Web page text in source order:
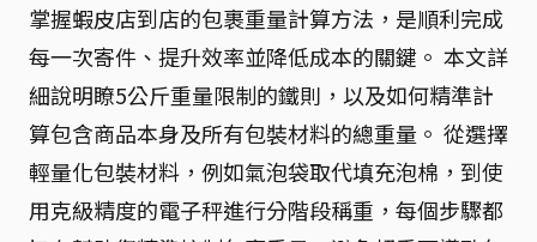
掌握蝦皮店到店的包裹重量計算方法，是順利完成
每一次寄件、提升效率並降低成本的關鍵。 本文詳
細說明瞭5公斤重量限制的鐵則，以及如何精準計
算包含商品本身及所有包裝材料的總重量。 從選擇
輕量化包裝材料，例如氣泡袋取代填充泡棉，到使
用克級精度的電子秤進行分階段稱重，每個步驟都